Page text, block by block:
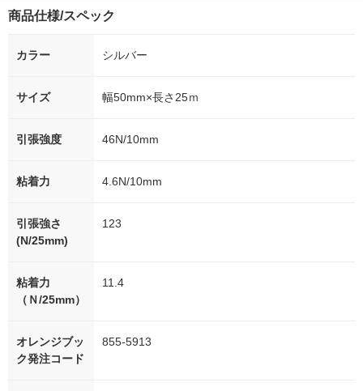
商品仕様/スペック
カラー シルバー
サイズ 幅50mm×長さ25ｍ
引張強度 46N/10mm
粘着力 4.6N/10mm
引張強さ
(N/25mm)
123
粘着力
（Ｎ/25mm）
11.4
オレンジブッ
ク発注コード
855-5913